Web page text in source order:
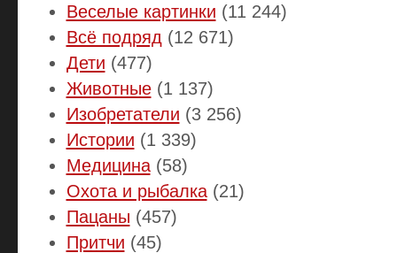
Веселые картинки (11 244)
Всё подряд (12 671)
Дети (477)
Животные(1 137)
Изобретатели (3 256)
Истории (1 339)
Медицина(58)
Охота и рыбалка(21)
Пацаны (457)
Притчи (45)